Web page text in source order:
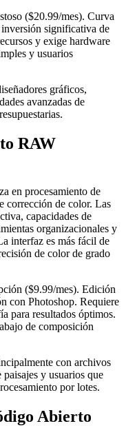
($20.99/mes). Curva
significativa de
y exige hardware
y usuarios
gráficos,
avanzadas de
RAW
en procesamiento de
corrección de color. Las
capacidades de
organizacionales y
interfaz es más fácil de
de color de grado
($9.99/mes). Edición
con Photoshop. Requiere
para resultados óptimos.
de composición
con archivos
y usuarios que
por lotes.
Abierto